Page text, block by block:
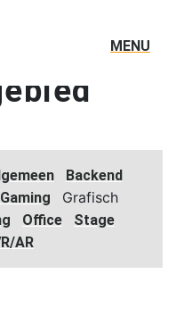
MENU
uit
Backend
Gaming Grafisch
Office
Stage
AR